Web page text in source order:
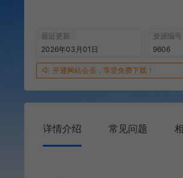
最近更新
2026年03月01日
资源编号
9606
开通网站会员，享受免费下载！
详情介绍 常见问题